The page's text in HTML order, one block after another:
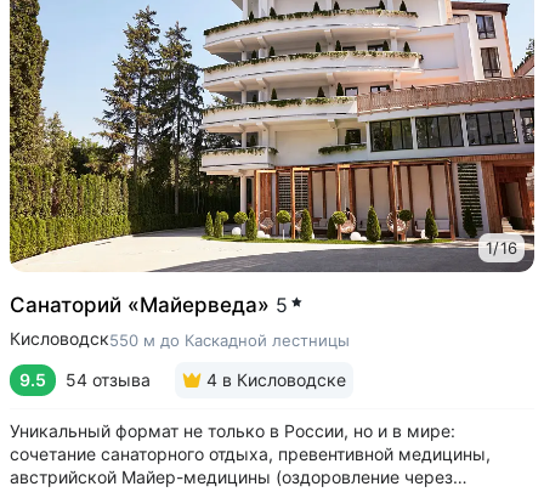
1/16
Санаторий «Майерведа» 5
Кисловодск550 м до Каскадной лестницы
9.5 54 отзыва 4 в Кисловодске
Уникальный формат не только в России, но и в мире:
сочетание санаторного отдыха, превентивной медицины,
австрийской Майер-медицины (оздоровление через